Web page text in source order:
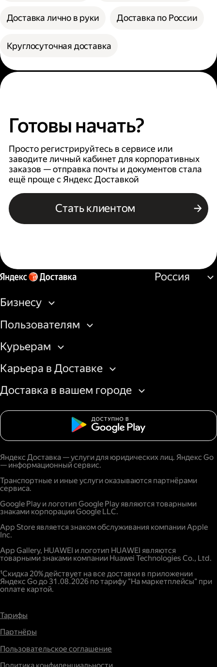
Доставка лично в руки Доставка по России
Круглосуточная доставка
Готовы начать?
Просто регистрируйтесь в сервисе или
заводите личный кабинет для корпоративных
заказов — отправка почты и документов стала
ещё проще с Яндекс Доставкой
Стать клиентом
Россия
Бизнесу
Пользователям
Курьерам
Карьера в Доставке
Доставка в вашем городе
Яндекс Доставка — услуги для юридических лиц. Яндекс Go
— информационный сервис.
Транспортные и иные услуги оказываются партнёрами
сервиса.
Google Play и логотип Google Play являются товарными
знаками корпорации Google LLC.
App Store является знаком обслуживания компании Apple
Inc.
App Gallery, HUAWEI и логотип HUAWEI являются
товарными знаками компании Huawei Technologies Co., Ltd.
¹Скидка 20% действует на все доставки в приложении
Яндекс Go до 31.08.2026 по тарифу "На маркетплейсы" при
оплате картой.
Тарифы
Партнёры
Пользовательское соглашение
Политика конфиденциальности